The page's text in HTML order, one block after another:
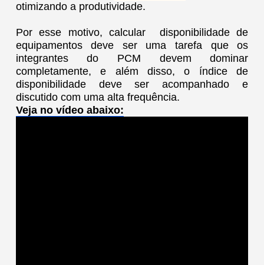
otimizando a produtividade.
Por esse motivo, calcular disponibilidade de
equipamentos deve ser uma tarefa que os
integrantes do PCM devem dominar
completamente, e além disso, o índice de
disponibilidade deve ser acompanhado e
discutido com uma alta frequência.
Veja no vídeo abaixo: